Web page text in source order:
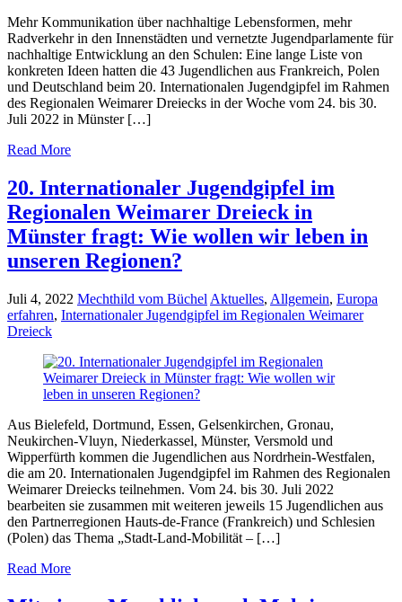
Mehr Kommunikation über nachhaltige Lebensformen, mehr
Radverkehr in den Innenstädten und vernetzte Jugendparlamente für
nachhaltige Entwicklung an den Schulen: Eine lange Liste von
konkreten Ideen hatten die 43 Jugendlichen aus Frankreich, Polen
und Deutschland beim 20. Internationalen Jugendgipfel im Rahmen
des Regionalen Weimarer Dreiecks in der Woche vom 24. bis 30.
Juli 2022 in Münster […]
Read More
20. Internationaler Jugendgipfel im
Regionalen Weimarer Dreieck in
Münster fragt: Wie wollen wir leben in
unseren Regionen?
Juli 4, 2022 Mechthild vom Büchel Aktuelles, Allgemein, Europa
erfahren, Internationaler Jugendgipfel im Regionalen Weimarer
Dreieck
Aus Bielefeld, Dortmund, Essen, Gelsenkirchen, Gronau,
Neukirchen-Vluyn, Niederkassel, Münster, Versmold und
Wipperfürth kommen die Jugendlichen aus Nordrhein-Westfalen,
die am 20. Internationalen Jugendgipfel im Rahmen des Regionalen
Weimarer Dreiecks teilnehmen. Vom 24. bis 30. Juli 2022
bearbeiten sie zusammen mit weiteren jeweils 15 Jugendlichen aus
den Partnerregionen Hauts-de-France (Frankreich) und Schlesien
(Polen) das Thema „Stadt-Land-Mobilität – […]
Read More